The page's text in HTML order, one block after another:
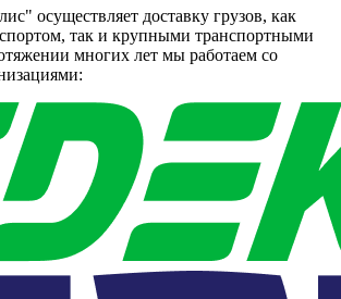
осуществляет доставку грузов, как
так и крупными транспортными
многих лет мы работаем со